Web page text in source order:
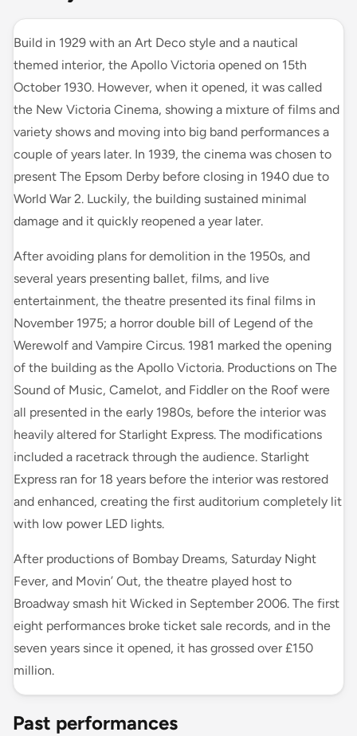
Build in 1929 with an Art Deco style and a nautical
themed interior, the Apollo Victoria opened on 15th
October 1930. However, when it opened, it was called
the New Victoria Cinema, showing a mixture of films and
variety shows and moving into big band performances a
couple of years later. In 1939, the cinema was chosen to
present The Epsom Derby before closing in 1940 due to
World War 2. Luckily, the building sustained minimal
damage and it quickly reopened a year later.
After avoiding plans for demolition in the 1950s, and
several years presenting ballet, films, and live
entertainment, the theatre presented its final films in
November 1975; a horror double bill of Legend of the
Werewolf and Vampire Circus. 1981 marked the opening
of the building as the Apollo Victoria. Productions on The
Sound of Music, Camelot, and Fiddler on the Roof were
all presented in the early 1980s, before the interior was
heavily altered for Starlight Express. The modifications
included a racetrack through the audience. Starlight
Express ran for 18 years before the interior was restored
and enhanced, creating the first auditorium completely lit
with low power LED lights.
After productions of Bombay Dreams, Saturday Night
Fever, and Movin’ Out, the theatre played host to
Broadway smash hit Wicked in September 2006. The first
eight performances broke ticket sale records, and in the
seven years since it opened, it has grossed over £150
million.
Past performances